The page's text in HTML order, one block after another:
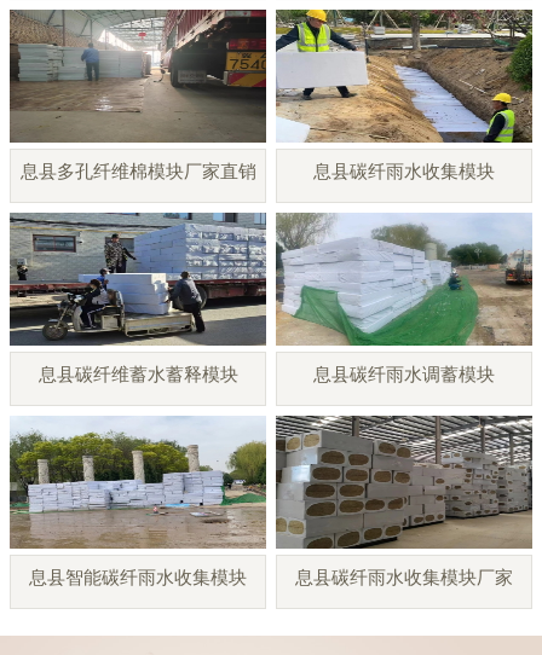
息县多孔纤维棉模块厂家直销 息县碳纤雨水收集模块
息县碳纤维蓄水蓄释模块 息县碳纤雨水调蓄模块
息县智能碳纤雨水收集模块 息县碳纤雨水收集模块厂家